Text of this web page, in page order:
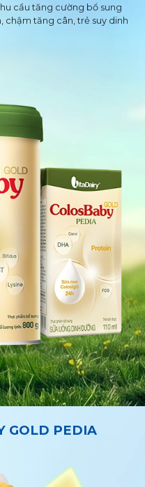
cầu tăng cường bổ sung
chậm tăng cân, trẻ suy dinh
GOLD PEDIA